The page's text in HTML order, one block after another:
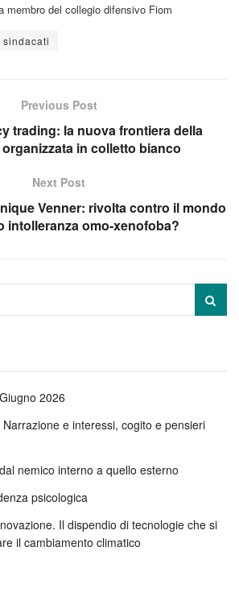
membro del collegio difensivo Fiom
sindacati
Previous Post
trading: la nuova frontiera della
in colletto bianco
Next Post
Venner: rivolta contro il mondo
intolleranza omo-xenofoba?
2026
e interessi, cogito e pensieri
nemico interno a quello esterno
psicologica
Il dispendio di tecnologie che si
il cambiamento climatico